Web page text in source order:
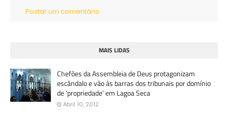
Postar um comentário
MAIS LIDAS
Chefões da Assembleia de Deus protagonizam
escândalo e vão às barras dos tribunais por domínio
de 'propriedade' em Lagoa Seca
Abril 10, 2012